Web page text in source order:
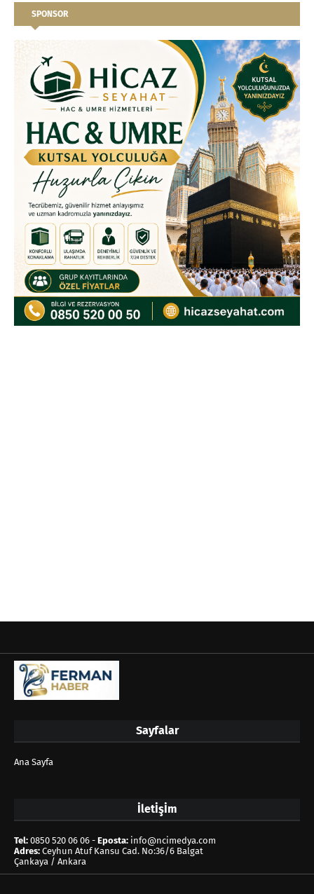
SPONSOR
Sayfalar
Ana Sayfa
İletİşİm
Tel: 0850 520 06 06 - Eposta: info@ncimedya.com
Adres: Ceyhun Atuf Kansu Cad. No:36/6 Balgat
Çankaya / Ankara